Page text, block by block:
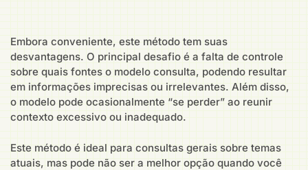
Embora conveniente, este método tem suas
desvantagens. O principal desafio é a falta de controle
sobre quais fontes o modelo consulta, podendo resultar
em informações imprecisas ou irrelevantes. Além disso,
o modelo pode ocasionalmente “se perder” ao reunir
contexto excessivo ou inadequado.
Este método é ideal para consultas gerais sobre temas
atuais, mas pode não ser a melhor opção quando você